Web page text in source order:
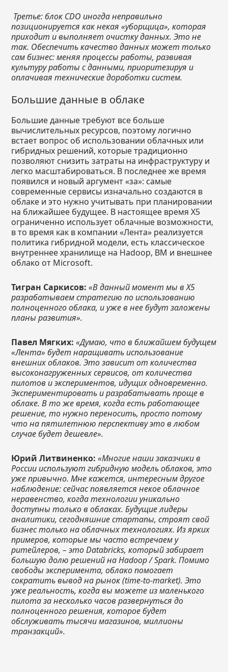
Третье: блок CDO иногда неправильно
позиционируется как некая «уборщица», которая
приходит и выполняет очистку данных. Это не
так. Обеспечить качество данных может только
сам бизнес: меняя процессы работы, развивая
культуру работы с данными, приоритезируя и
оплачивая технические доработки систем.
Большие данные в облаке
Большие данные требуют все больше
вычислительных ресурсов, поэтому логично
встает вопрос об использовании облачных или
гибридных решений, которые традиционно
позволяют снизить затраты на инфраструктуру и
легко масштабироваться. В последнее же время
появился и новый аргумент «за»: самые
современные сервисы изначально создаются в
облаке и это нужно учитывать при планировании
на ближайшее будущее. В настоящее время X5
ограниченно использует облачные возможности,
в то время как в компании «Лента» реализуется
политика гибридной модели, есть классическое
внутреннее хранилище на Hadoop, ВМ и внешнее
облако от Microsoft.
Тигран Саркисов: «В данный момент мы в Х5
разрабатываем стратегию по использованию
полноценного облака, и уже в нее будут заложены
планы развития».
Павел Мягких: «Думаю, что в ближайшем будущем
«Лента» будет наращивать использование
внешних облаков. Это зависит от количества
высоконагруженных сервисов, от количества
пилотов и экспериментов, идущих одновременно.
Экспериментировать и разрабатывать проще в
облаке. В то же время, когда есть работающее
решение, то нужно переносить, просто потому
что на пятилетнюю перспективу это в любом
случае будет дешевле».
Юрий Литвиненко: «Многие наши заказчики в
России используют гибридную модель облаков, это
уже привычно. Мне кажется, интересным другое
наблюдение: сейчас появляется некое облачное
неравенство, когда технологии уникально
доступны только в облаках. Будущие лидеры
аналитики, сегодняшние стартапы, строят свой
бизнес только на облачных технологиях. Из ярких
примеров, которые мы часто встречаем у
ритейлеров, – это Databricks, который забирает
большую долю решений на Hadoop / Spark. Помимо
свободы эксперимента, облако помогает
сократить вывод на рынок (time-to-market). Это
уже реальность, когда вы можете из маленького
пилота за несколько часов развернуться до
полноценного решения, которое будет
обслуживать тысячи магазинов, миллионы
транзакций».